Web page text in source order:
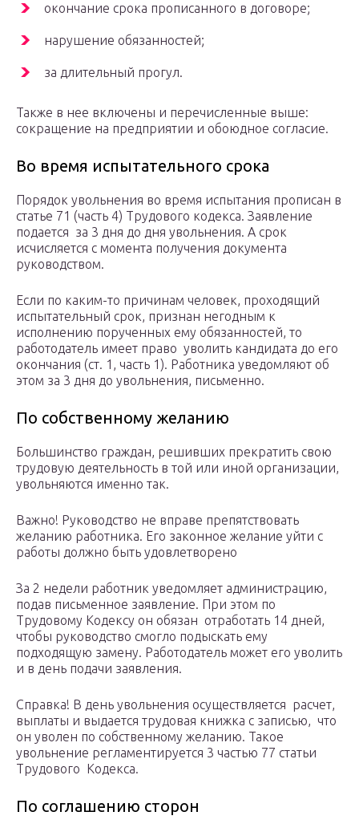
окончание срока прописанного в договоре;
нарушение обязанностей;
за длительный прогул.
Также в нее включены и перечисленные выше:
сокращение на предприятии и обоюдное согласие.
Во время испытательного срока
Порядок увольнения во время испытания прописан в
статье 71 (часть 4) Трудового кодекса. Заявление
подается за 3 дня до дня увольнения. А срок
исчисляется с момента получения документа
руководством.
Если по каким-то причинам человек, проходящий
испытательный срок, признан негодным к
исполнению порученных ему обязанностей, то
работодатель имеет право уволить кандидата до его
окончания (ст. 1, часть 1). Работника уведомляют об
этом за 3 дня до увольнения, письменно.
По собственному желанию
Большинство граждан, решивших прекратить свою
трудовую деятельность в той или иной организации,
увольняются именно так.
Важно! Руководство не вправе препятствовать
желанию работника. Его законное желание уйти с
работы должно быть удовлетворено
За 2 недели работник уведомляет администрацию,
подав письменное заявление. При этом по
Трудовому Кодексу он обязан отработать 14 дней,
чтобы руководство смогло подыскать ему
подходящую замену. Работодатель может его уволить
и в день подачи заявления.
Справка! В день увольнения осуществляется расчет,
выплаты и выдается трудовая книжка с записью, что
он уволен по собственному желанию. Такое
увольнение регламентируется 3 частью 77 статьи
Трудового Кодекса.
По соглашению сторон